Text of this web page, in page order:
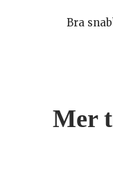
Bra
Mer